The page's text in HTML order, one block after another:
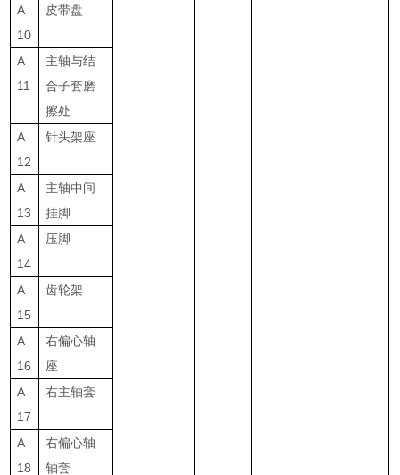
A
10
皮带盘
A
11
主轴与结
合子套磨
擦处
A
12
针头架座
A
13
主轴中间
挂脚
A
14
压脚
A
15
齿轮架
A
16
右偏心轴
座
A
17
右主轴套
A
18
右偏心轴
轴套